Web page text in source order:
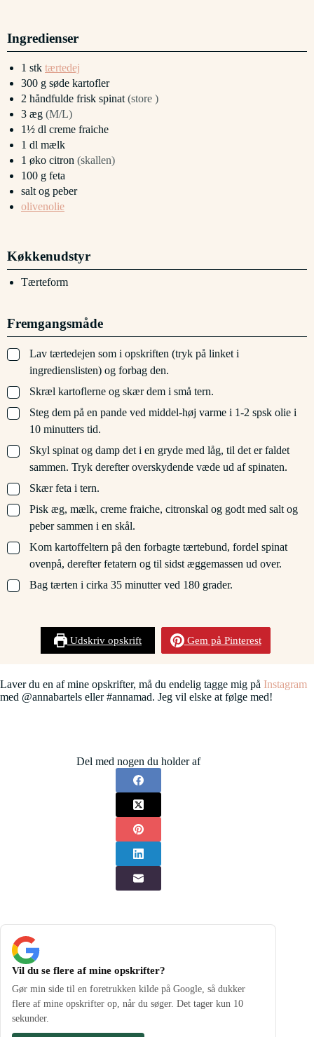
Ingredienser
1 stk tærtedej
300 g søde kartofler
2 håndfulde frisk spinat (store )
3 æg (M/L)
1½ dl creme fraiche
1 dl mælk
1 øko citron (skallen)
100 g feta
salt og peber
olivenolie
Køkkenudstyr
Tærteform
Fremgangsmåde
▢
Lav tærtedejen som i opskriften (tryk på linket i
ingredienslisten) og forbag den.
▢
Skræl kartoflerne og skær dem i små tern.
▢
Steg dem på en pande ved middel-høj varme i 1-2 spsk olie i
10 minutters tid.
▢
Skyl spinat og damp det i en gryde med låg, til det er faldet
sammen. Tryk derefter overskydende væde ud af spinaten.
▢
Skær feta i tern.
▢
Pisk æg, mælk, creme fraiche, citronskal og godt med salt og
peber sammen i en skål.
▢
Kom kartoffeltern på den forbagte tærtebund, fordel spinat
ovenpå, derefter fetatern og til sidst æggemassen ud over.
▢
Bag tærten i cirka 35 minutter ved 180 grader.
Udskriv opskrift Gem på Pinterest
Laver du en af mine opskrifter, må du endelig tagge mig på Instagram
med @annabartels eller #annamad. Jeg vil elske at følge med!
Del med nogen du holder af
Vil du se flere af mine opskrifter?
Gør min side til en foretrukken kilde på Google, så dukker
flere af mine opskrifter op, når du søger. Det tager kun 10
sekunder.